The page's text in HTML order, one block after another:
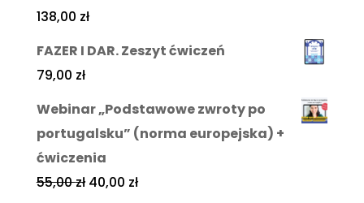
138,00 zł
FAZER I DAR. Zeszyt ćwiczeń
79,00 zł
Webinar „Podstawowe zwroty po
portugalsku” (norma europejska) +
ćwiczenia
55,00zł 40,00 zł